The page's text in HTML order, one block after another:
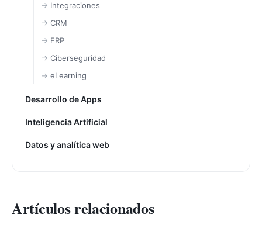
Integraciones
CRM
ERP
Ciberseguridad
eLearning
Desarrollo de Apps
Inteligencia Artificial
Datos y analítica web
Artículos relacionados